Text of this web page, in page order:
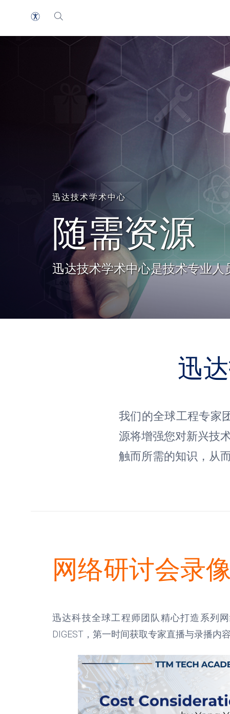
迅达技术学术中心
随需资源
迅达技术学术中心是技术专业人
迅
我们的全球工程专家
源将增强您对新兴技
触而所需的知识，从
网络研讨会录像
迅达科技全球工程师团队精心打造系列
DIGEST，第一时间获取专家直播与录播内容